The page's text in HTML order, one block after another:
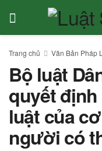
Trang chủ Văn Bản Pháp
Bộ luật
quyết
luật của
người có